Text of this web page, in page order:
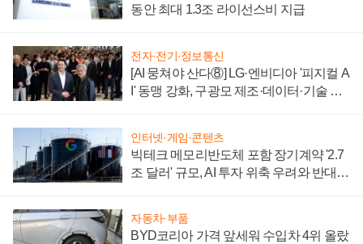
동안 최대 1.3조 라이선스비 지급
전자·전기·정보통신
[AI 뭉쳐야 산다⑧] LG·엔비디아 '피지컬 A
I' 동맹 강화, 구광모 제조·데이터·기술 결
인터넷·게임·콘텐츠
빅테크 메모리반도체 포함 장기계약 '2.7
조 달러' 규모, AI 투자 위축 우려와 반대
자동차·부품
BYD코리아 가격 앞세워 수입차 4위 올랐